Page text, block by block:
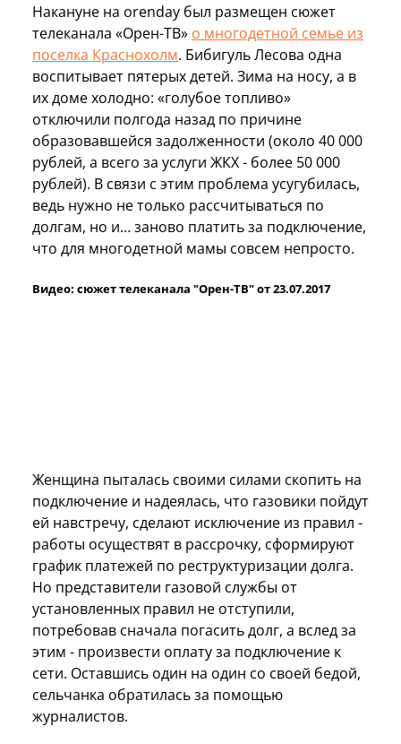
Накануне на orenday был размещен сюжет
телеканала «Орен-ТВ» о многодетной семье из
поселка Краснохолм. Бибигуль Лесова одна
воспитывает пятерых детей. Зима на носу, а в
их доме холодно: «голубое топливо»
отключили полгода назад по причине
образовавшейся задолженности (около 40 000
рублей, а всего за услуги ЖКХ - более 50 000
рублей). В связи с этим проблема усугубилась,
ведь нужно не только рассчитываться по
долгам, но и… заново платить за подключение,
что для многодетной мамы совсем непросто.
Видео: сюжет телеканала "Орен-ТВ" от 23.07.2017
Женщина пыталась своими силами скопить на
подключение и надеялась, что газовики пойдут
ей навстречу, сделают исключение из правил -
работы осуществят в рассрочку, сформируют
график платежей по реструктуризации долга.
Но представители газовой службы от
установленных правил не отступили,
потребовав сначала погасить долг, а вслед за
этим - произвести оплату за подключение к
сети. Оставшись один на один со своей бедой,
сельчанка обратилась за помощью
журналистов.